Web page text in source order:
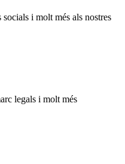
i molt més als nostres
legals i molt més